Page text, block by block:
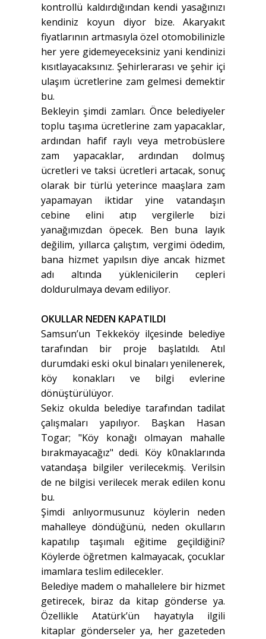
kontrollü kaldırdığından kendi yasağınızı
kendiniz koyun diyor bize. Akaryakıt
fiyatlarının artmasıyla özel otomobilinizle
her yere gidemeyeceksiniz yani kendinizi
kısıtlayacaksınız. Şehirlerarası ve şehir içi
ulaşım ücretlerine zam gelmesi demektir
bu.
Bekleyin şimdi zamları. Önce belediyeler
toplu taşıma ücretlerine zam yapacaklar,
ardından hafif raylı veya metrobüslere
zam yapacaklar, ardından dolmuş
ücretleri ve taksi ücretleri artacak, sonuç
olarak bir türlü yeterince maaşlara zam
yapamayan iktidar yine vatandaşın
cebine elini atıp vergilerle bizi
yanağımızdan öpecek. Ben buna layık
değilim, yıllarca çalıştım, vergimi ödedim,
bana hizmet yapılsın diye ancak hizmet
adı altında yüklenicilerin cepleri
doldurulmaya devam ediliyor.
OKULLAR NEDEN KAPATILDI
Samsun’un Tekkeköy ilçesinde belediye
tarafından bir proje başlatıldı. Atıl
durumdaki eski okul binaları yenilenerek,
köy konakları ve bilgi evlerine
dönüştürülüyor.
Sekiz okulda belediye tarafından tadilat
çalışmaları yapılıyor. Başkan Hasan
Togar; "Köy konağı olmayan mahalle
bırakmayacağız" dedi. Köy k0naklarında
vatandaşa bilgiler verilecekmiş. Verilsin
de ne bilgisi verilecek merak edilen konu
bu.
Şimdi anlıyormusunuz köylerin neden
mahalleye döndüğünü, neden okulların
kapatılıp taşımalı eğitime geçildiğini?
Köylerde öğretmen kalmayacak, çocuklar
imamlara teslim edilecekler.
Belediye madem o mahallelere bir hizmet
getirecek, biraz da kitap gönderse ya.
Özellikle Atatürk’ün hayatıyla ilgili
kitaplar gönderseler ya, her gazeteden